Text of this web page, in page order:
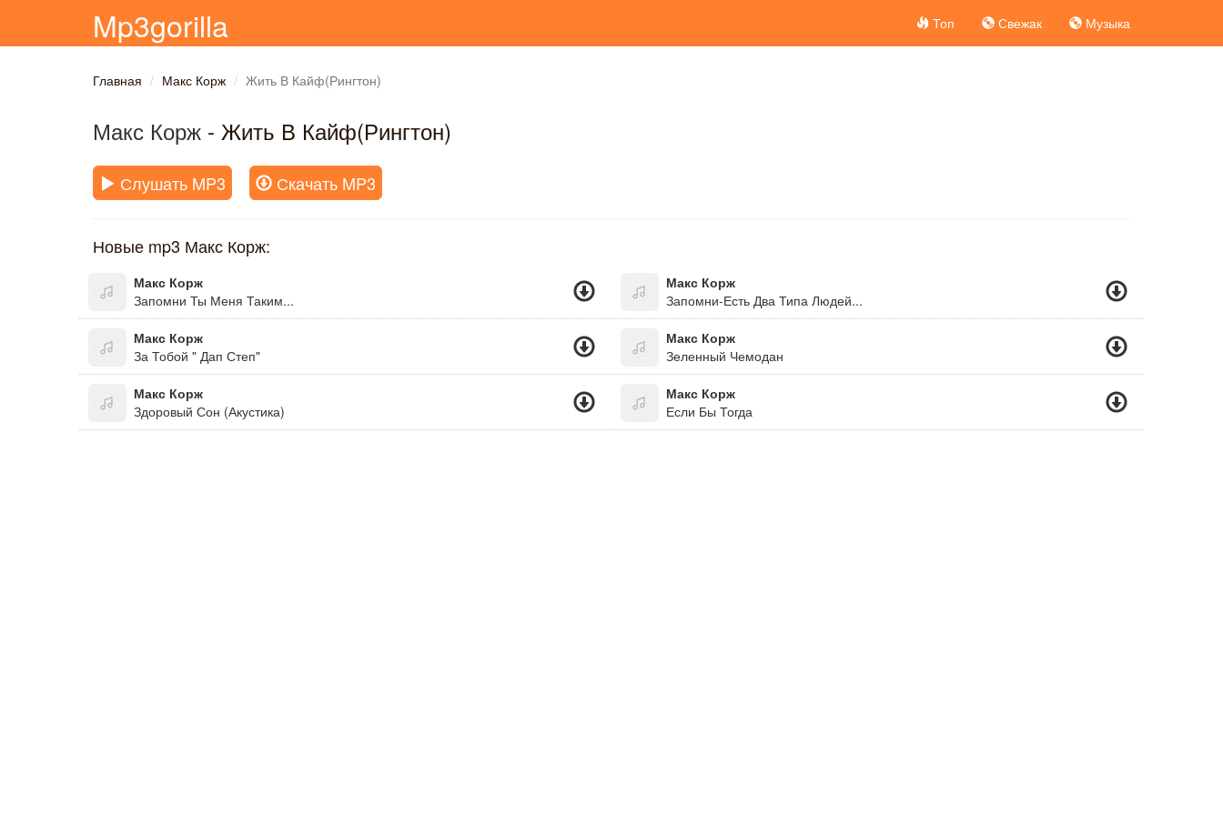
Mp3gorilla Топ Свежак Музыка
Главная Макс Корж Жить В Кайф(Рингтон)
Макс Корж - Жить В Кайф(Рингтон)
Слушать MP3 Скачать MP3
Новые mp3 Макс Корж:
Макс Корж
Запомни Ты Меня Таким...
Макс Корж
Запомни-Есть Два Типа Людей...
Макс Корж
За Тобой " Дап Степ"
Макс Корж
Зеленный Чемодан
Макс Корж
Здоровый Сон (Акустика)
Макс Корж
Если Бы Тогда